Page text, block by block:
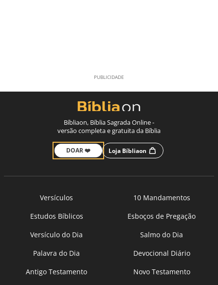
Bíbliaon, Bíblia Sagrada Online -
versão completa e gratuita da Bíblia
DOAR ❤️ Loja Bíbliaon
Versículos
10 Mandamentos
Estudos Bíblicos
Esboços de Pregação
Versículo do Dia
Salmo do Dia
Palavra do Dia
Devocional Diário
Antigo Testamento
Novo Testamento